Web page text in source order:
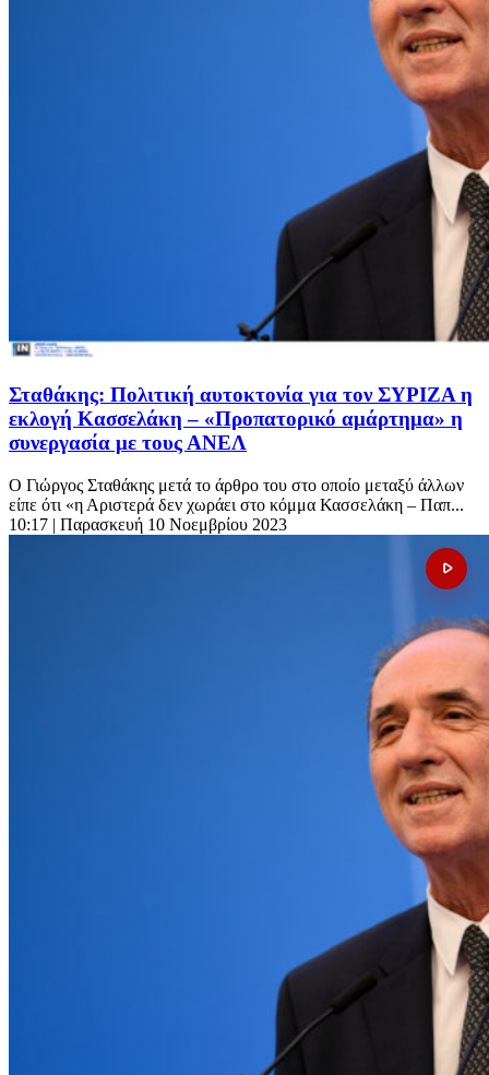
Σταθάκης: Πολιτική αυτοκτονία για τον ΣΥΡΙΖΑ η
εκλογή Κασσελάκη – «Προπατορικό αμάρτημα» η
συνεργασία με τους ΑΝΕΛ
Ο Γιώργος Σταθάκης μετά το άρθρο του στο οποίο μεταξύ άλλων
είπε ότι «η Αριστερά δεν χωράει στο κόμμα Κασσελάκη – Παπ...
10:17 | Παρασκευή 10 Νοεμβρίου 2023